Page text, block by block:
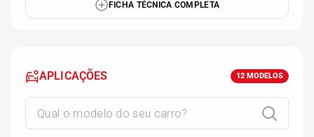
FICHA TÉCNICA COMPLETA
APLICAÇÕES 12 MODELOS